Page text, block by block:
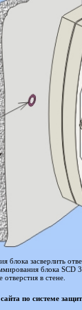
блока засверлить
блока SCD
в стене.
по системе